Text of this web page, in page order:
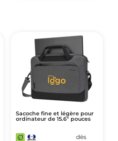
Sacoche fine et légère pour
ordinateur de 15.6" pouces
dès